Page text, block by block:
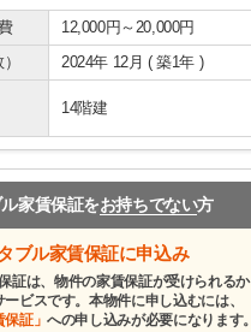
12,000円～20,000円
2024年 12月 ( 築1年 )
14階建
家賃保証をお持ちでない方
ブル家賃保証に申込み
証は、物件の家賃保証が受けられるか
ビスです。本物件に申し込むには、
保証」への申し込みが必要になります。